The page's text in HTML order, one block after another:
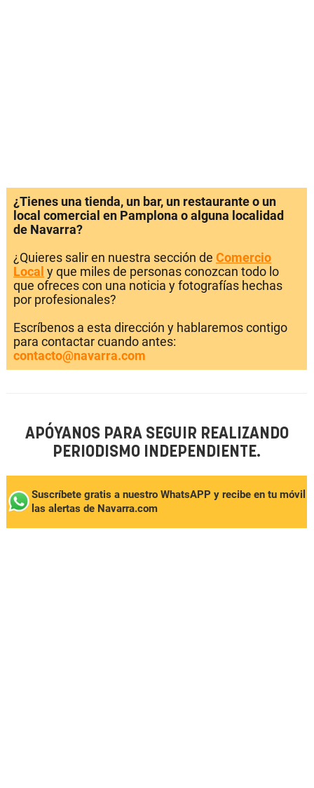
¿Tienes una tienda, un bar, un restaurante o un
local comercial en Pamplona o alguna localidad
de Navarra?
¿Quieres salir en nuestra sección de Comercio
Local y que miles de personas conozcan todo lo
que ofreces con una noticia y fotografías hechas
por profesionales?
Escríbenos a esta dirección y hablaremos contigo
para contactar cuando antes:
contacto@navarra.com
APÓYANOS PARA SEGUIR REALIZANDO
PERIODISMO INDEPENDIENTE.
Suscríbete gratis a nuestro WhatsAPP y recibe en tu móvil
las alertas de Navarra.com